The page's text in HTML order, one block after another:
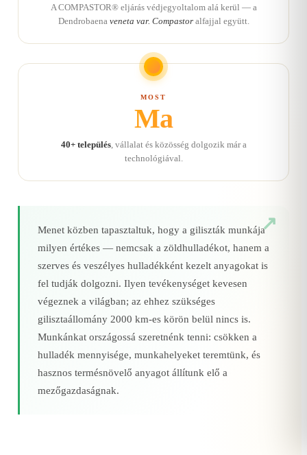
A COMPASTOR® eljárás védjegyoltalom alá kerül — a
Dendrobaena veneta var. Compastoralfajjal együtt.
MOST
Ma
40+ település, vállalat és közösség dolgozik már a
technológiával.
Menet közben tapasztaltuk, hogy a giliszták munkája
milyen értékes — nemcsak a zöldhulladékot, hanem a
szerves és veszélyes hulladékként kezelt anyagokat is
fel tudják dolgozni. Ilyen tevékenységet kevesen
végeznek a világban; az ehhez szükséges
gilisztaállomány 2000 km‑es körön belül nincs is.
Munkánkat országossá szeretnénk tenni: csökken a
hulladék mennyisége, munkahelyeket teremtünk, és
hasznos termésnövelő anyagot állítunk elő a
mezőgazdaságnak.